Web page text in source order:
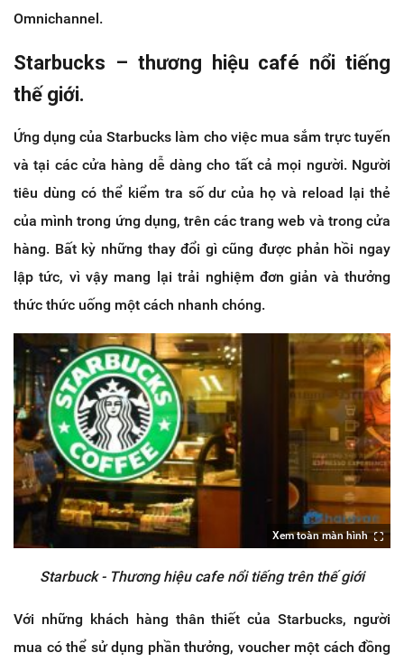
Omnichannel.
Starbucks – thương hiệu café nổi tiếng
thế giới.
Ứng dụng của Starbucks làm cho việc mua sắm trực tuyến
và tại các cửa hàng dễ dàng cho tất cả mọi người. Người
tiêu dùng có thể kiểm tra số dư của họ và reload lại thẻ
của mình trong ứng dụng, trên các trang web và trong cửa
hàng. Bất kỳ những thay đổi gì cũng được phản hồi ngay
lập tức, vì vậy mang lại trải nghiệm đơn giản và thưởng
thức thức uống một cách nhanh chóng.
Xem toàn màn hình
Starbuck - Thương hiệu cafe nổi tiếng trên thế giới
Với những khách hàng thân thiết của Starbucks, người
mua có thể sử dụng phần thưởng, voucher một cách đồng